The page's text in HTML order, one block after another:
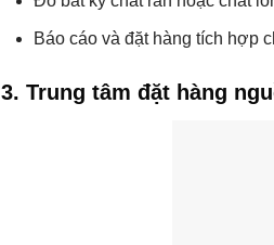
Báo cáo và đặt hàng tích hợp
3. Trung tâm đặt hàng